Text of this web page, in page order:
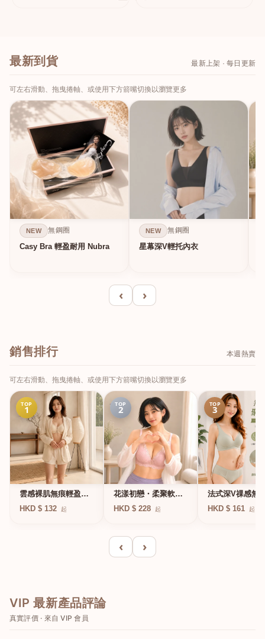
最新到貨 最新上架 · 每日更新
可左右滑動、拖曳捲軸、或使用下方箭嘴切換以瀏覽更多
NEW 無鋼圈
Casy Bra 輕盈耐用 Nubra
NEW 無鋼圈
星幕深V輕托內衣
‹ ›
銷售排行 本週熱賣
可左右滑動、拖曳捲軸、或使用下方箭嘴切換以瀏覽更多
TOP
1
雲感裸肌無痕輕盈無
鋼圈內衣
HKD $ 132 起
TOP
2
花漾初戀・柔聚軟鋼
圈蕾絲內衣
HKD $ 228 起
TOP
3
法式深V祼感無
凍軟支撐條無鋼
HKD $ 161 起
‹ ›
VIP 最新產品評論
真實評價 · 來自 VIP 會員